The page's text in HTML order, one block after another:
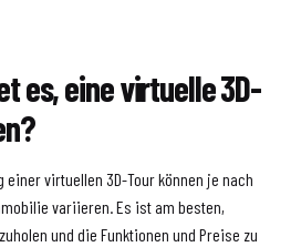
es, eine virtuelle 3D-
einer virtuellen 3D-Tour können je nach
variieren. Es ist am besten,
und die Funktionen und Preise zu